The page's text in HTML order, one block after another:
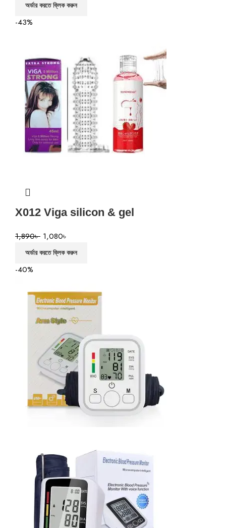
অর্ডার করতে ক্লিক করুন
-43%
X012 Viga silicon & gel
1,890৳ 1,080৳
অর্ডার করতে ক্লিক করুন
-40%